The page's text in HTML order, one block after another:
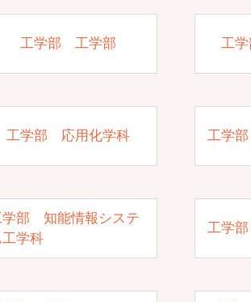
工学部 工学部 工
工学部 応用化学科 工学
学部 知能情報システ
工学科
工学